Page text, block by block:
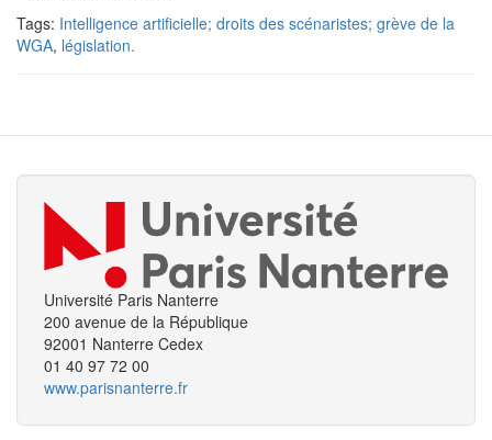
Tags: Intelligence artificielle; droits des scénaristes; grève de la
WGA, législation.
Université Paris Nanterre
200 avenue de la République
92001 Nanterre Cedex
01 40 97 72 00
www.parisnanterre.fr